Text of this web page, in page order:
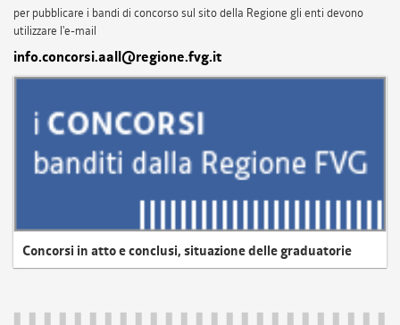
per pubblicare i bandi di concorso sul sito della Regione gli enti devono
utilizzare l'e-mail
info.concorsi.aall@regione.fvg.it
Concorsi in atto e conclusi, situazione delle graduatorie